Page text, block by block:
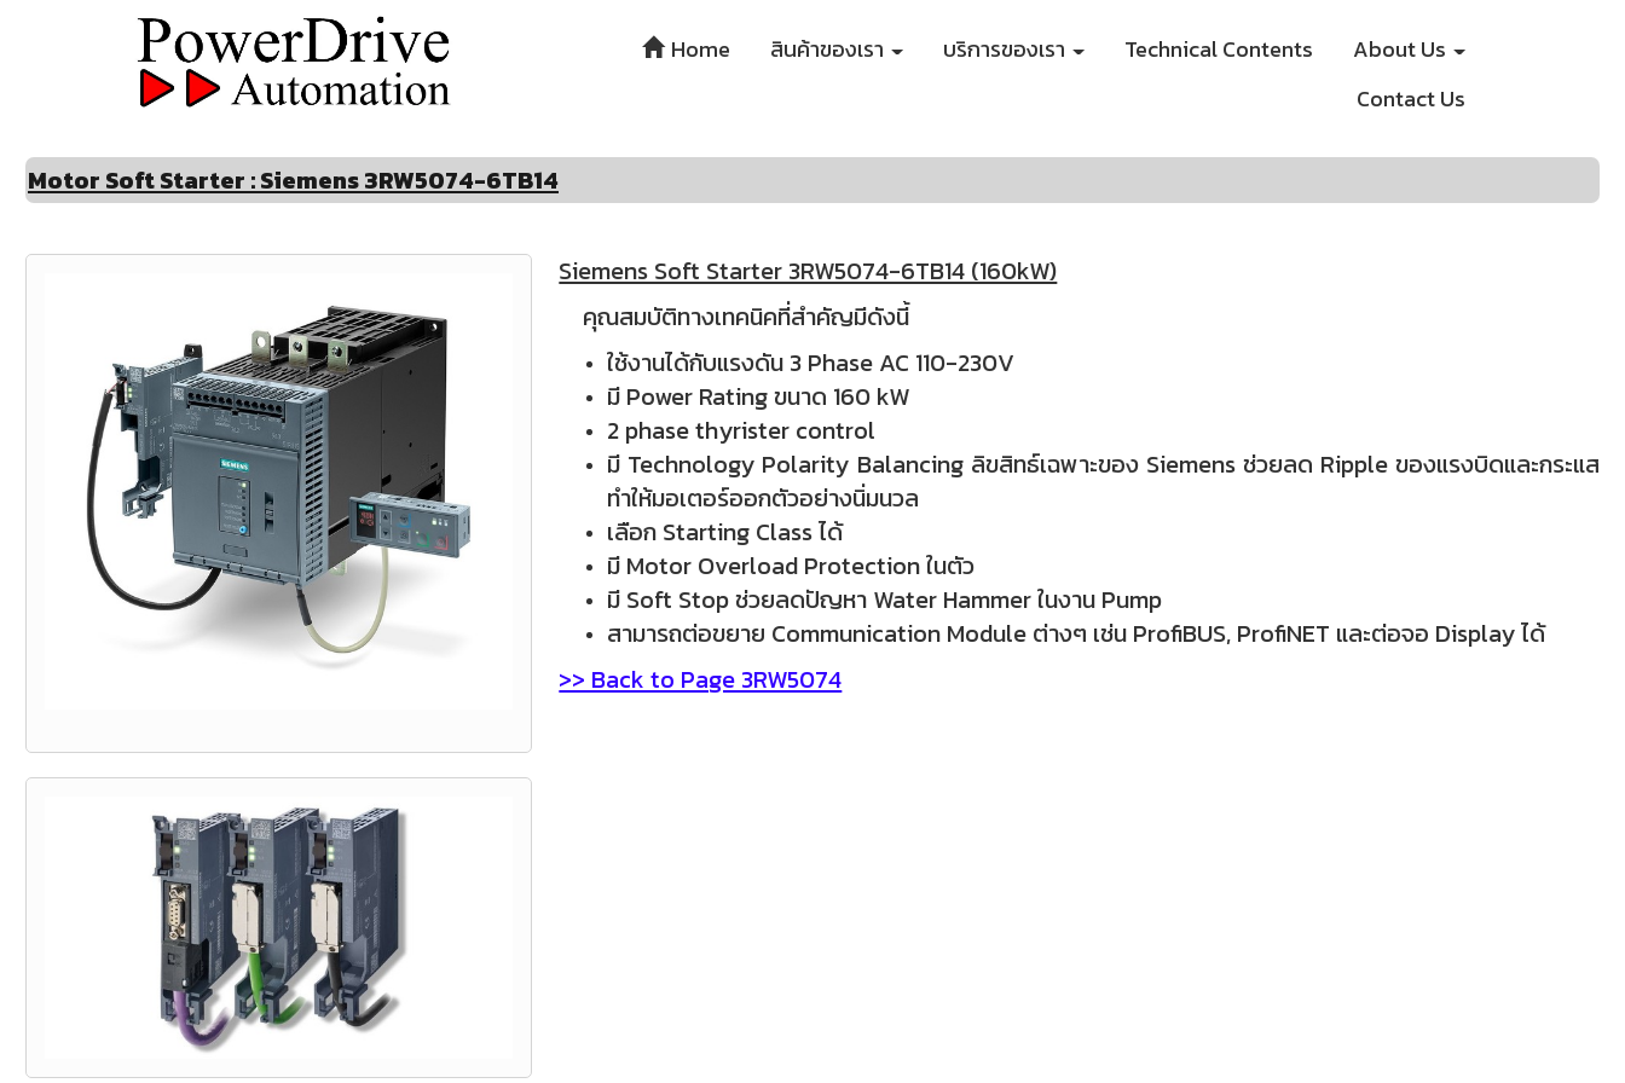
Home สินค้าของเรา บริการของเรา Technical Contents
About Us
Contact Us
Motor Soft Starter : Siemens 3RW5074-6TB14
Siemens Soft Starter 3RW5074-6TB14 (160kW)
คุณสมบัติทางเทคนิคที่สำคัญมีดังนี้
ใช้งานได้กับแรงดัน 3 Phase AC 110-230V
มี Power Rating ขนาด 160 kW
2 phase thyrister control
มี Technology Polarity Balancing ลิขสิทธ์เฉพาะของ Siemens ช่วยลด Ripple ของแรงบิดและกระแส
ทำให้มอเตอร์ออกตัวอย่างนิ่มนวล
เลือก Starting Class ได้
มี Motor Overload Protection ในตัว
มี Soft Stop ช่วยลดปัญหา Water Hammer ในงาน Pump
สามารถต่อขยาย Communication Module ต่างๆ เช่น ProfiBUS, ProfiNET และต่อจอ Display ได้
>> Back to Page 3RW5074